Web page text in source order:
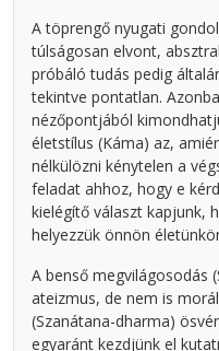
A töprengő nyugati
túlságosan elvont,
próbáló tudás pedig
tekintve pontatlan.
nézőpontjából
életstílus (Káma) az,
nélkülözni kénytelen a
feladat ahhoz, hogy e
kielégítő választ kapjunk,
helyezzük önnön
A benső megvilágosodás
ateizmus, de nem is
(Szanátana-dharma)
egyaránt kezdjünk el